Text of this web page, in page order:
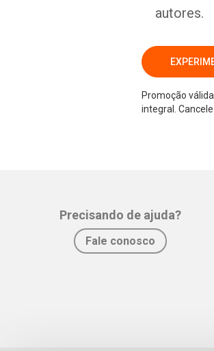
autores.
Promoção
integral.
Precisando de ajuda?
Fale conosco